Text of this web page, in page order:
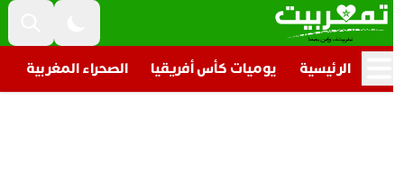
الرئيسية يوميات كأس أفريقيا الصحراء المغربية